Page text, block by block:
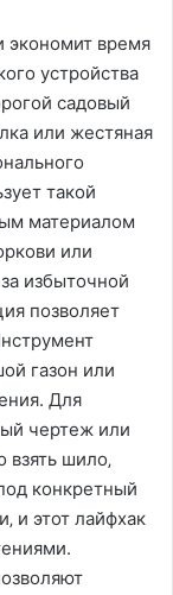
экономит время
устройства
садовый
или жестяная
такой
материалом
или
избыточной
позволяет
газон или
Для
чертеж или
шило‚
конкретный
и этот лайфхак